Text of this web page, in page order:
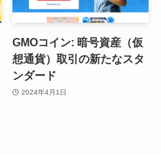
GMOコイン: 暗号資産（仮
想通貨）取引の新たなスタ
ンダード
2024年4月1日